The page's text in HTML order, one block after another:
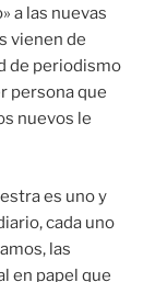
a las nuevas
vienen de
de periodismo
persona que
nuevos le
es uno y
cada uno
las
en papel que